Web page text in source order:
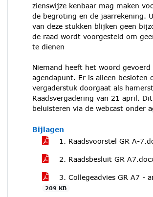
zienswijze kenbaar mag maken
de begroting en de jaarrekening.
van deze stukken blijken geen
de raad wordt voorgesteld om
te dienen
Niemand heeft het woord
agendapunt. Er is alleen besloten
vergaderstuk doorgaat als
Raadsvergadering van 21 april.
beluisteren via de webcast onder
Bijlagen
1. Raadsvoorstel GR A-
2. Raadsbesluit GR
3. Collegeadvies GR A7 -
209 KB